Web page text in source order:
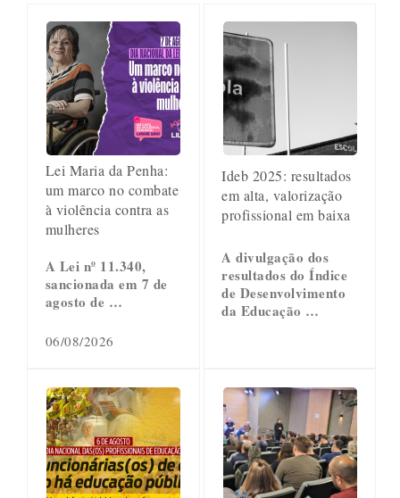
Lei Maria da Penha:
um marco no combate
à violência contra as
mulheres
A Lei nº 11.340,
sancionada em 7 de
agosto de …
06/08/2026
Ideb 2025: resultados
em alta, valorização
profissional em baixa
A divulgação dos
resultados do Índice
de Desenvolvimento
da Educação …